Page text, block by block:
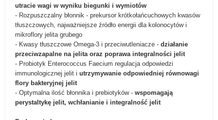
utracie wagi w wyniku biegunki i wymiotów
- Rozpuszczalny błonnik - prekursor krótkołańcuchowych kwasów
tłuszczowych, najważniejsze źródło energii dla kolonocytów i
mikroflory jelita grubego
- Kwasy tłuszczowe Omega-3 i przeciwutleniacze - działanie
przeciwzapalne na jelita oraz poprawa integralności jelit
- Probiotyk Enterococcus Faecium regulacja odpowiedzi
immunologicznej jelit i utrzymywanie odpowiedniej równowagi
flory bakteryjnej jelit
- Optymalna ilość błonnika i prebiotyków - wspomagają
perystaltykę jelit, wchłanianie i integralność jelit